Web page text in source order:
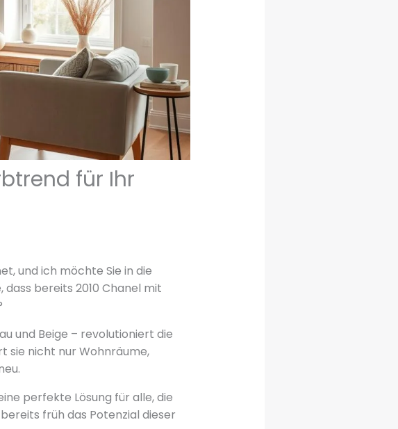
für Ihr
und ich möchte Sie in die
bereits 2010 Chanel mit
und Beige – revolutioniert die
sie nicht nur Wohnräume,
perfekte Lösung für alle, die
früh das Potenzial dieser